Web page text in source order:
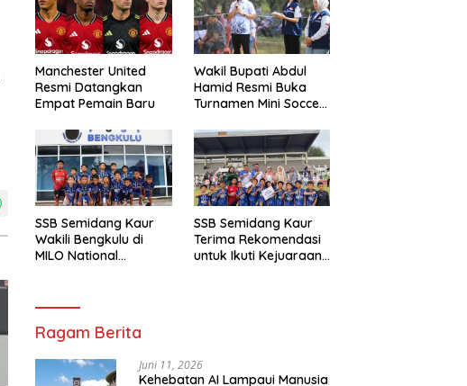
Manchester United
Resmi Datangkan
Empat Pemain Baru
Wakil Bupati Abdul
Hamid Resmi Buka
Turnamen Mini Soccer
SSB Semidang Kaur
Wakili Bengkulu di
MILO National
SSB Semidang Kaur
Terima Rekomendasi
untuk Ikuti Kejuaraan
Ragam Berita
Juni 11, 2026
Kehebatan AI Lampaui Manusia